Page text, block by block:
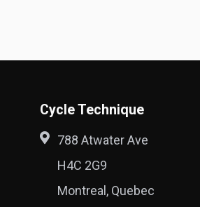
Cycle Technique
788 Atwater Ave
H4C 2G9
Montreal, Quebec